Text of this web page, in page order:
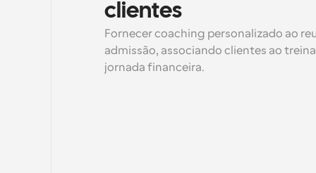
clientes
Fornecer coaching personalizado ao
admissão, associando clientes ao
jornada financeira.